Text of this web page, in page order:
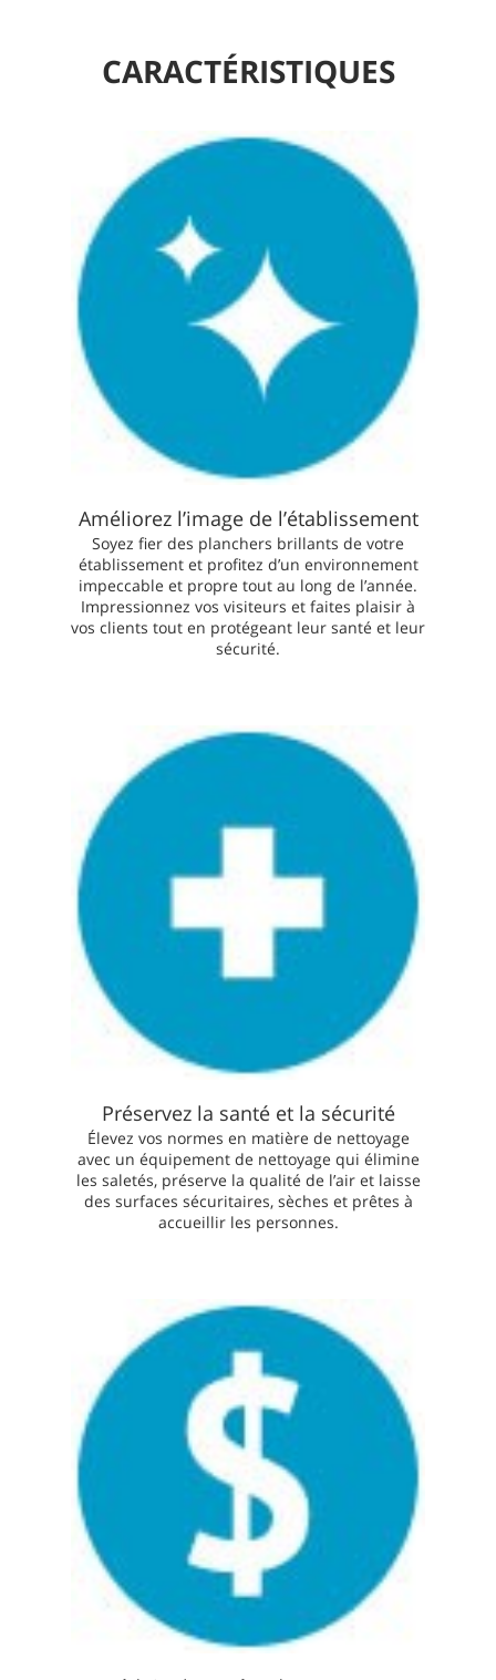
CARACTÉRISTIQUES
Améliorez l’image de l’établissement
Soyez fier des planchers brillants de votre
établissement et profitez d’un environnement
impeccable et propre tout au long de l’année.
Impressionnez vos visiteurs et faites plaisir à
vos clients tout en protégeant leur santé et leur
sécurité.
Préservez la santé et la sécurité
Élevez vos normes en matière de nettoyage
avec un équipement de nettoyage qui élimine
les saletés, préserve la qualité de l’air et laisse
des surfaces sécuritaires, sèches et prêtes à
accueillir les personnes.